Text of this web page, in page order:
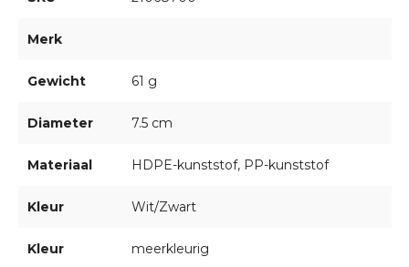
Merk
Gewicht 61 g
Diameter 7.5 cm
Materiaal HDPE-kunststof, PP-kunststof
Kleur Wit/Zwart
Kleur meerkleurig